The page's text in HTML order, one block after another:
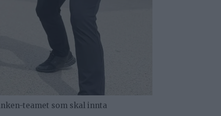
teamet som skal innta